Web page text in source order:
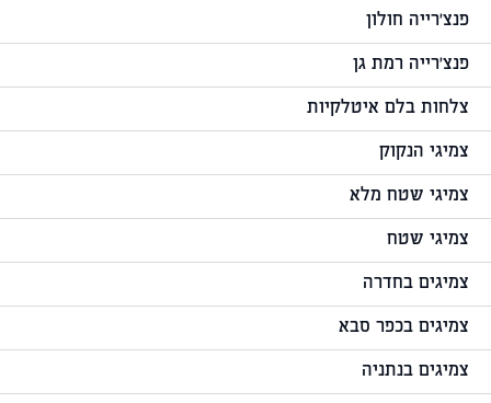
פנצ'רייה חולון
פנצ'רייה רמת גן
צלחות בלם איטלקיות
צמיגי הנקוק
צמיגי שטח מלא
צמיגי שטח
צמיגים בחדרה
צמיגים בכפר סבא
צמיגים בנתניה